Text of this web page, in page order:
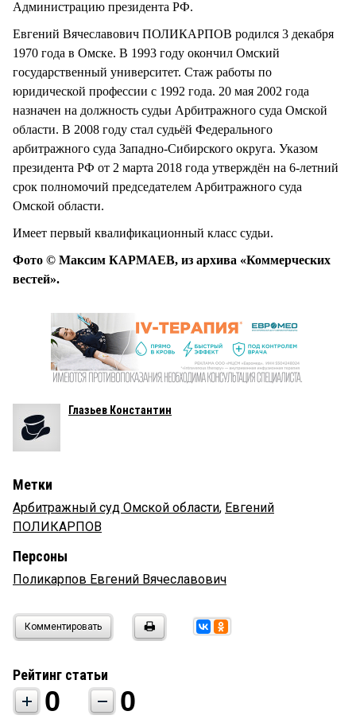
Администрацию президента РФ.
Евгений Вячеславович ПОЛИКАРПОВ родился 3 декабря
1970 года в Омске. В 1993 году окончил Омский
государственный университет. Стаж работы по
юридической профессии с 1992 года. 20 мая 2002 года
назначен на должность судьи Арбитражного суда Омской
области. В 2008 году стал судьёй Федерального
арбитражного суда Западно-Сибирского округа. Указом
президента РФ от 2 марта 2018 года утверждён на 6-летний
срок полномочий председателем Арбитражного суда
Омской области.
Имеет первый квалификационный класс судьи.
Фото © Максим КАРМАЕВ, из архива «Коммерческих
вестей».
Глазьев Константин
Метки
Арбитражный суд Омской области, Евгений
ПОЛИКАРПОВ
Персоны
Поликарпов Евгений Вячеславович
Комментировать
Рейтинг статьи
0 0